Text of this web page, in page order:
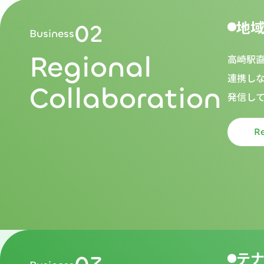
Business02
Regional
Collaboration
地
高崎駅
連携し
発信し
テ